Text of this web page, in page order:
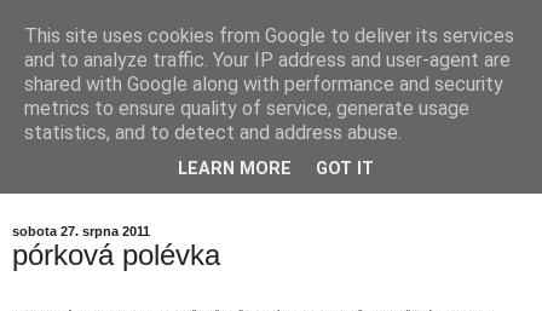
babička by nevěřila...
kdysi dávno jsem říkala své babičce, že JÁ rozhodně nikdy
vařit nebudu, že nemám v úmyslu trávit SVŮJ čas v
kuchyni... babička se smála... a já dnes vím proč...
sobota 27. srpna 2011
pórková polévka
This site uses cookies from Google to deliver its services
and to analyze traffic. Your IP address and user-agent are
shared with Google along with performance and security
metrics to ensure quality of service, generate usage
statistics, and to detect and address abuse.
LEARN MORE GOT IT